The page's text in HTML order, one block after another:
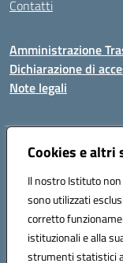
Cookies e
Il nostro Istituto
sono utilizzati
corretto
istituzionali e alla
strumenti statistici
Contatti
Amministrazione
Dichiarazione di
Note legali
Indirizzo:Viale P.
Posta elettronica
Codice fiscale:
Codice meccanografico: